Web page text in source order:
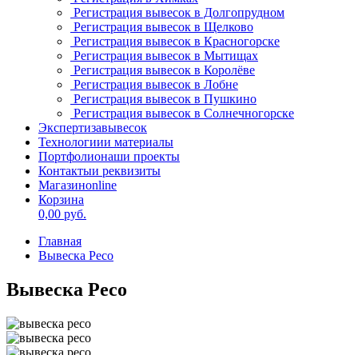
Регистрация вывесок в Долгопрудном
Регистрация вывесок в Щелково
Регистрация вывесок в Красногорске
Регистрация вывесок в Мытищах
Регистрация вывесок в Королёве
Регистрация вывесок в Лобне
Регистрация вывесок в Пушкино
Регистрация вывесок в Солнечногорске
Экспертизавывесок
Технологиии материалы
Портфолионаши проекты
Контактыи реквизиты
Магазинonline
Корзина
0,00 руб.
Главная
Вывеска Ресо
Вывеска Ресо